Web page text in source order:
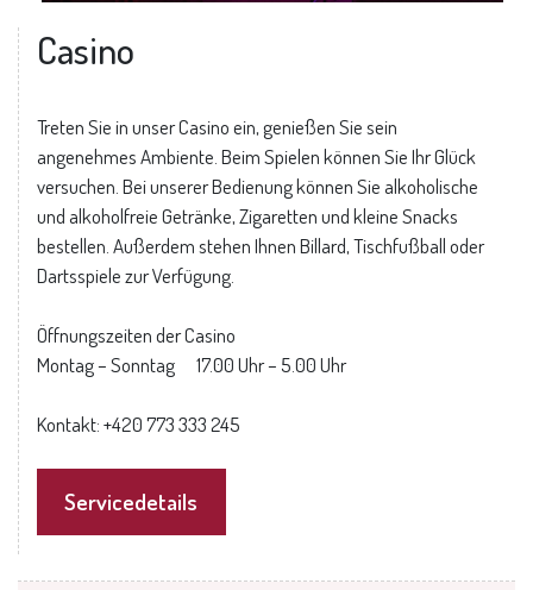
Casino
Treten Sie in unser Casino ein, genießen Sie sein
angenehmes Ambiente. Beim Spielen können Sie Ihr Glück
versuchen. Bei unserer Bedienung können Sie alkoholische
und alkoholfreie Getränke, Zigaretten und kleine Snacks
bestellen. Außerdem stehen Ihnen Billard, Tischfußball oder
Dartsspiele zur Verfügung.
Öffnungszeiten der Casino
Montag – Sonntag 17.00 Uhr – 5.00 Uhr
Kontakt: +420 773 333 245
Servicedetails